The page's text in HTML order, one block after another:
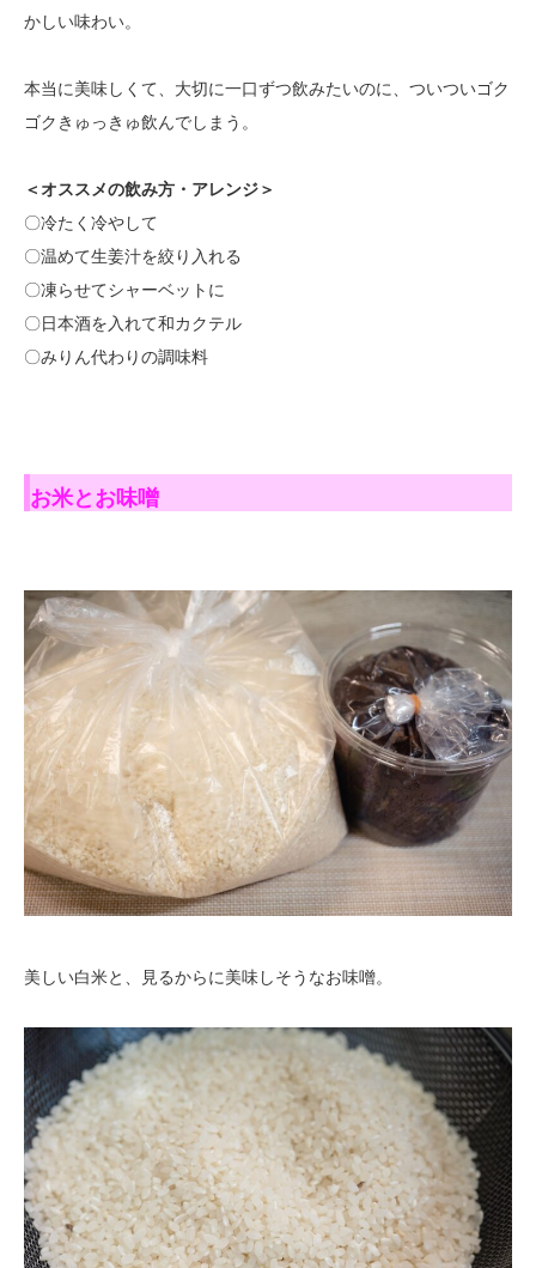
かしい味わい。
本当に美味しくて、大切に一口ずつ飲みたいのに、ついついゴク
ゴクきゅっきゅ飲んでしまう。
＜オススメの飲み方・アレンジ＞
〇冷たく冷やして
〇温めて生姜汁を絞り入れる
〇凍らせてシャーベットに
〇日本酒を入れて和カクテル
〇みりん代わりの調味料
お米とお味噌
美しい白米と、見るからに美味しそうなお味噌。